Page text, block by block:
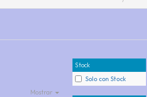
Stock
Solo con Stock
Mostrar